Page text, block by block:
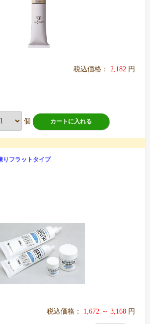
税込価格： 2,182 円
個 カートに入れる
フラットタイプ
税込価格： 1,672 ～ 3,168 円